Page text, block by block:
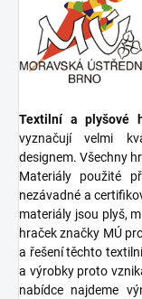
Textilní a plyšové
vyznačují velmi
designem. Všechny
Materiály použité
nezávadné a
materiály jsou plyš,
hraček značky MÚ
a řešení těchto
a výrobky proto
nabídce najdeme